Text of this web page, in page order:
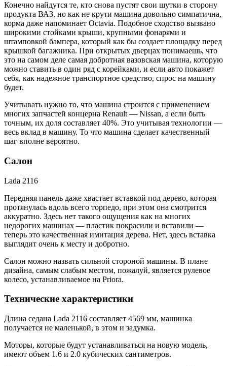
Конечно найдутся те, кто снова пустят свои шутки в сторону
продукта ВАЗ, но как не крути машина довольно симпатична,
корма даже напоминает Octavia. Подобное сходство вызвано
широкими стойками крыши, крупными фонарями и
штамповкой бампера, который как бы создает площадку перед
крышкой багажника. При открытых дверцах понимаешь, что
это на самом деле самая добротная вазовская машина, которую
можно ставить в один ряд с корейками, и если авто покажет
себя, как надежное транспортное средство, спрос на машину
будет.
Учитывать нужно то, что машина строится с применением
многих запчастей концерна Renault — Nissan, а если быть
точным, их доля составляет 40%. Это учитывая технологии —
весь вклад в машину. То что машина сделает качественный
шаг вполне вероятно.
Салон
Lada 2116
Передняя панель даже хвастает вставкой под дерево, которая
протянулась вдоль всего торпедо, при этом она смотрится
аккуратно. Здесь нет такого ощущения как на многих
недорогих машинах — пластик покрасили и вставили —
теперь это качественная имитация дерева. Нет, здесь вставка
выглядит очень к месту и добротно.
Салон можно назвать сильной стороной машины. В плане
дизайна, самым слабым местом, пожалуй, является рулевое
колесо, устанавливаемое на Priora.
Технические характеристики
Длина седана Lada 2116 составляет 4569 мм, машинка
получается не маленькой, в этом и задумка.
Моторы, которые будут устанавливаться на новую модель,
имеют объем 1.6 и 2.0 кубических сантиметров.